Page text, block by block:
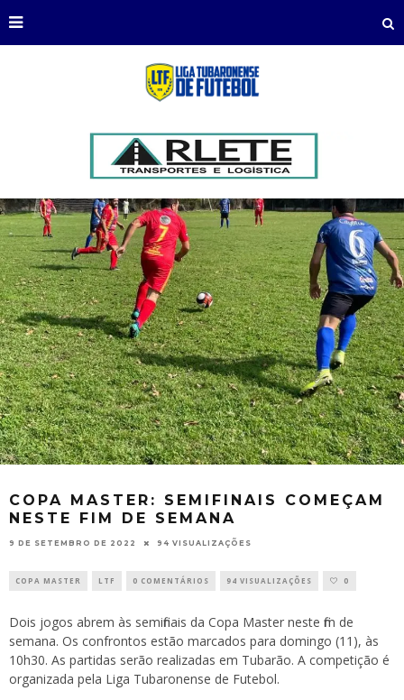
COPA MASTER: SEMIFINAIS COMEÇAM
NESTE FIM DE SEMANA
9 DE SETEMBRO DE 2022 94 VISUALIZAÇÕES
COPA MASTER LTF 0 COMENTÁRIOS 94 VISUALIZAÇÕES 0
Dois jogos abrem às semifinais da Copa Master neste fim de
semana. Os confrontos estão marcados para domingo (11), às
10h30. As partidas serão realizadas em Tubarão. A competição é
organizada pela Liga Tubaronense de Futebol.